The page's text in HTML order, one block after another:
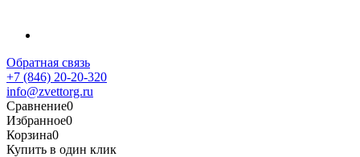
Обратная связь
+7 (846) 20-20-320
info@zvettorg.ru
Сравнение0
Избранное0
Корзина0
Купить в один клик